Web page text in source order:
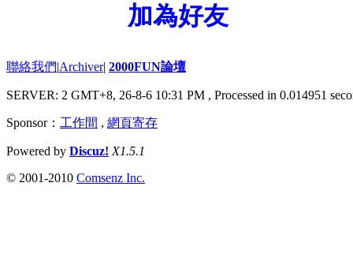
加為好友
聯絡我們|Archiver| 2000FUN論壇
SERVER: 2 GMT+8, 26-8-6 10:31 PM , Processed in 0.014951
Sponsor： 工作間 , 網頁寄存
Powered by Discuz! X1.5.1
© 2001-2010 Comsenz Inc.